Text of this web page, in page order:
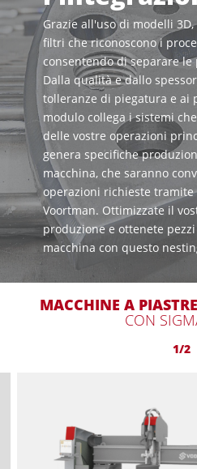
Grazie all'uso di modelli
filtri che riconoscono i
consentendo di separare
Dalla qualità e dallo
tolleranze di piegatura e ai
modulo collega i sistemi
delle vostre operazioni
genera specifiche
macchina, che saranno
operazioni richieste tramite
Voortman. Ottimizzate il
produzione e ottenete
macchina con questo
MACCHINE A
CON
1/2